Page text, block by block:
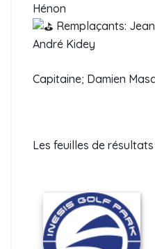
Hénon
Remplaçants:
André Kidey
Capitaine; Damien
Les feuilles de résultats